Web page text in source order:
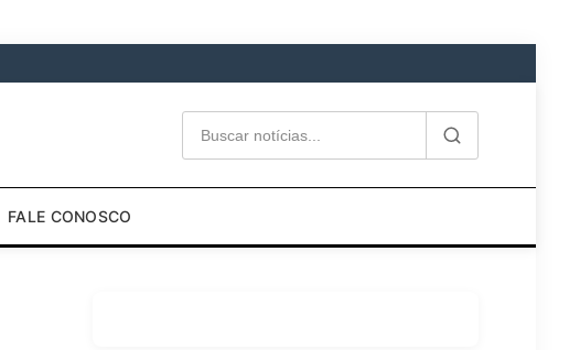
FALE CONOSCO